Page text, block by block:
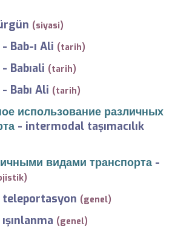
(siyasi)
- Bab-ı Ali (tarih)
- Babıali (tarih)
- Babı Ali (tarih)
использование различных
- intermodal taşımacılık
видами транспорта -
teleportasyon (genel)
ışınlanma (genel)